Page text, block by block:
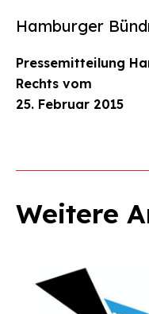
Hamburger
Pressemitteilung
Rechts vom
25. Februar 2015
Weitere